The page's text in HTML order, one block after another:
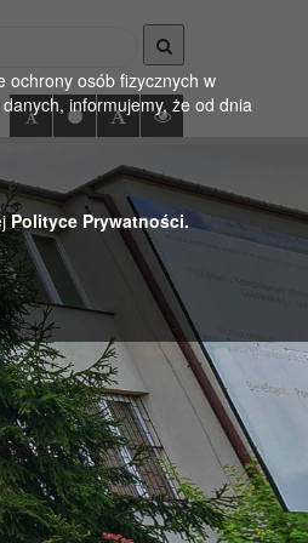
ochrony osób fizycznych w
informujemy, że od dnia
Polityce Prywatności.